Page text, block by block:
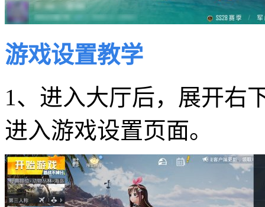
游戏设置教学
1、进入大厅后，展开右
进入游戏设置页面。